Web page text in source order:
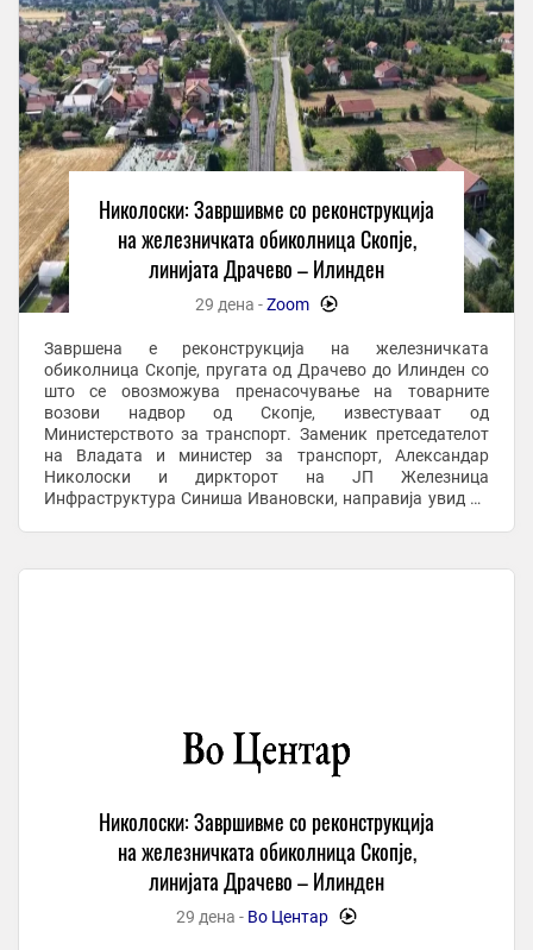
Николоски: Завршивме со реконструкција
на железничката обиколница Скопје,
линијата Драчево – Илинден
29 дена -Zoom -
Завршена е реконструкција на железничката
обиколница Скопје, пругата од Драчево до Илинден со
што се овозможува пренасочување на товарните
возови надвор од Скопје, известуваат од
Министерството за транспорт. Заменик претседателот
на Владата и министер за транспорт, Александар
Николоски и диркторот на ЈП Железница
Инфраструктура Синиша Ивановски, направија увид до
Николоски: Завршивме со реконструкција
на железничката обиколница Скопје,
линијата Драчево – Илинден
29 дена - Во Центар -